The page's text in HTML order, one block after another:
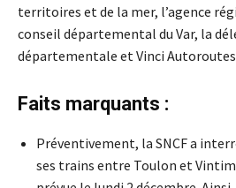
territoires et de la mer, l’agence
conseil départemental du Var, la
départementale et Vinci
Faits marquants :
Préventivement, la SNCF a
ses trains entre Toulon et